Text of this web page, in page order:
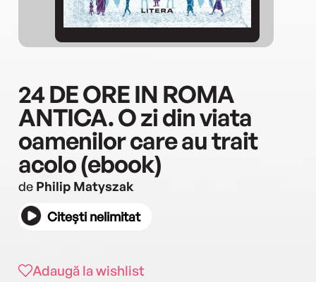
24 DE ORE IN ROMA
ANTICA. O zi din viata
oamenilor care au trait
acolo (ebook)
de Philip Matyszak
Citești nelimitat
Adaugă la wishlist